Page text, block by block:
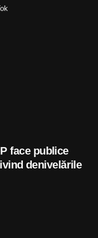
face publice
denivelările